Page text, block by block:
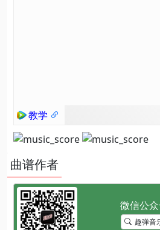
教学
曲谱作者
趣弹音